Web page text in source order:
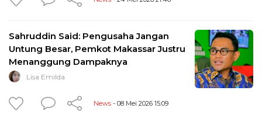
Sahruddin Said: Pengusaha Jangan
Untung Besar, Pemkot Makassar Justru
Menanggung Dampaknya
Lisa Emilda
News - 08 Mei 2026 15:09